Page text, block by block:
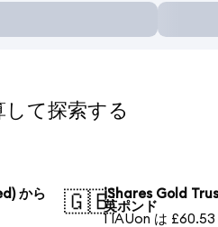
て探索する
から
🇬🇧iShares Gold
英ポンド
1 IAUon は £60.53